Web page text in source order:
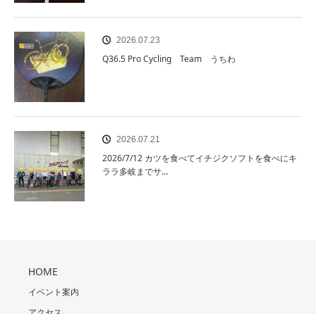
2026.07.23
Q36.5 Pro Cycling Team うちわ
2026.07.21
2026/7/12 カツを食べてイチジクソフトを食べにキ
ララ多岐までサ…
HOME
イベント案内